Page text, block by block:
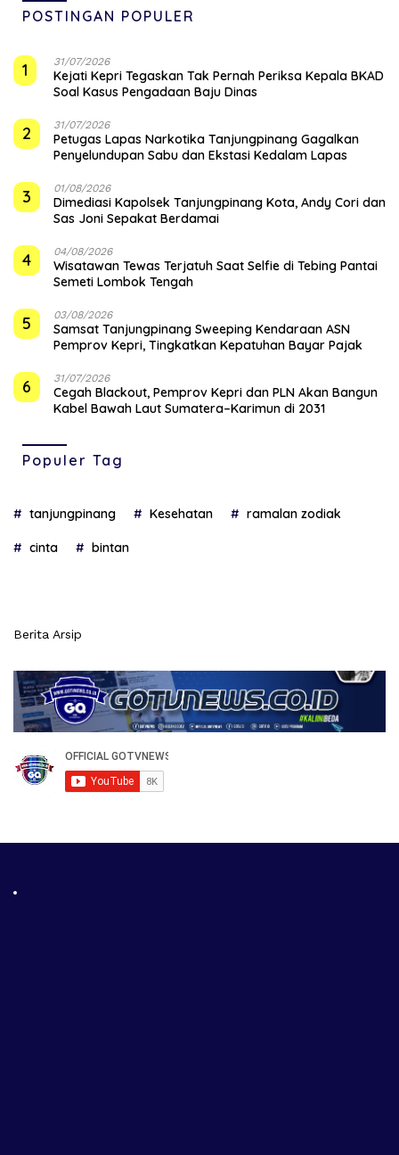
POSTINGAN POPULER
1 31/07/2026
Kejati Kepri Tegaskan Tak Pernah Periksa Kepala BKAD
Soal Kasus Pengadaan Baju Dinas
2 31/07/2026
Petugas Lapas Narkotika Tanjungpinang Gagalkan
Penyelundupan Sabu dan Ekstasi Kedalam Lapas
3 01/08/2026
Dimediasi Kapolsek Tanjungpinang Kota, Andy Cori dan
Sas Joni Sepakat Berdamai
4 04/08/2026
Wisatawan Tewas Terjatuh Saat Selfie di Tebing Pantai
Semeti Lombok Tengah
5 03/08/2026
Samsat Tanjungpinang Sweeping Kendaraan ASN
Pemprov Kepri, Tingkatkan Kepatuhan Bayar Pajak
6 31/07/2026
Cegah Blackout, Pemprov Kepri dan PLN Akan Bangun
Kabel Bawah Laut Sumatera–Karimun di 2031
Populer Tag
tanjungpinang Kesehatan ramalan zodiak
cinta bintan
Berita Arsip